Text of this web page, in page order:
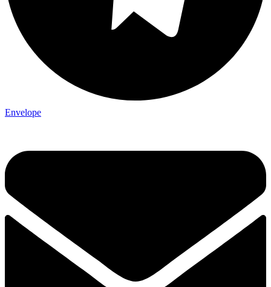
Envelope